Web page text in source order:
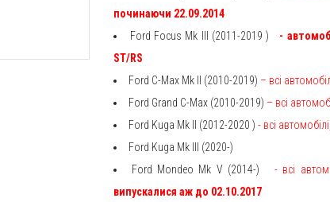
починаючи 22.09.2014
Ford Focus Mk III (2011-2019 ) -
ST/RS
Ford C-Max Mk II (2010-2019) – всі
Ford Grand C-Max (2010-2019) – всі
Ford Kuga Mk II (2012-2020 )- всі
Ford Kuga Mk III (2020-)
Ford Mondeo Mk V (2014-)
- всі
випускалися аж до 02.10.2017